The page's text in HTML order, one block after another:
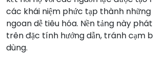
các khái niệm phức tạp thành
ngoan dễ tiêu hóa. Nền tảng này
trên đặc tính hướng dẫn, tránh cạm
dùng.